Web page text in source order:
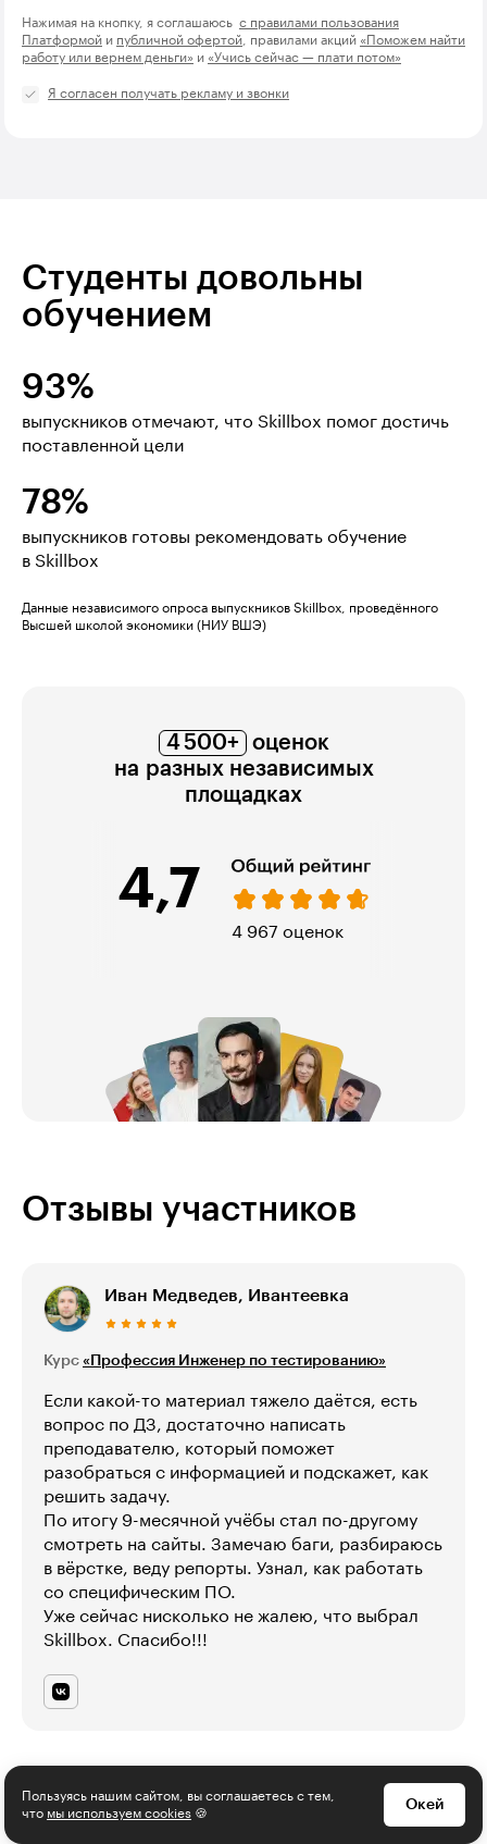
Нажимая на кнопку, я соглашаюсь с правилами пользования
Платформой и публичной офертой , правилами акций «Поможем найти
работу или вернем деньги» и «Учись сейчас — плати потом»
Я согласен получать рекламу и звонки
Студенты довольны
обучением
93%
выпускников отмечают, что Skillbox помог достичь
поставленной цели
78%
выпускников готовы рекомендовать обучение
в Skillbox
Данные независимого опроса выпускников Skillbox, проведённого
Высшей школой экономики (НИУ ВШЭ)
4 500+
оценок
на разных независимых
площадках
4,7
974 оценки
Отзывы участников
Иван Медведев, Ивантеевка
Курс «Профессия Инженер по тестированию»
Если какой-то материал тяжело даётся, есть
вопрос по ДЗ, достаточно написать
преподавателю, который поможет
разобраться с информацией и подскажет, как
решить задачу.
По итогу 9-месячной учёбы стал по-другому
смотреть на сайты. Замечаю баги, разбираюсь
в вёрстке, веду репорты. Узнал, как работать
со специфическим ПО.
Уже сейчас нисколько не жалею, что выбрал
Skillbox. Спасибо!!!
Смотреть 6 отзывов
Пользуясь нашим сайтом, вы соглашаетесь с тем,
что мы используем cookies 🍪
Окей